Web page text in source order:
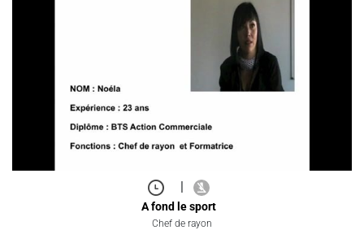
|
A fond le sport
Chef de rayon